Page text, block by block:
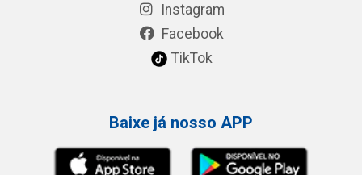
Instagram
Facebook
TikTok
Baixe já nosso APP